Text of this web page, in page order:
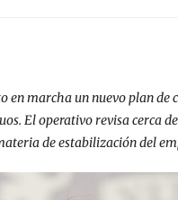
en marcha un nuevo plan
El operativo revisa cerca de
de estabilización del